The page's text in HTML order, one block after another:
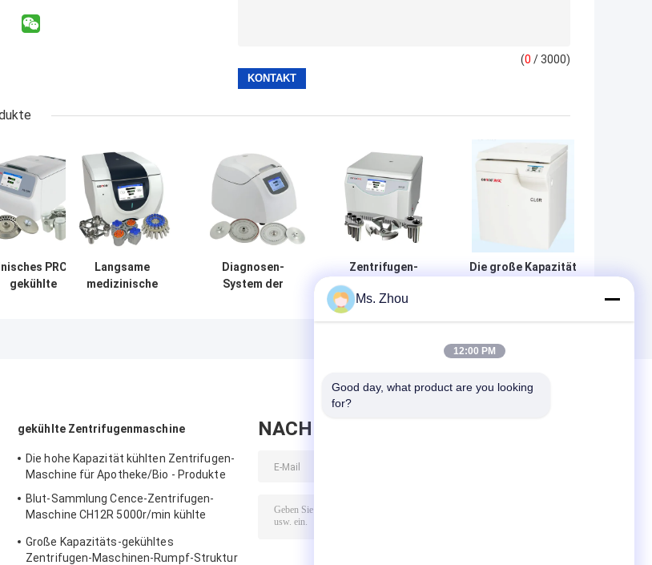
(0 / 3000)
PRC-Rohr-
gekühlte
Langsame
medizinische
Diagnosen-
System der
Zentrifugen-
Fahrzeug Cence
Die große Kapazität
gekühlte Zentrifugenmaschine
Die hohe Kapazität kühlten Zentrifugen-
Maschine für Apotheke/Bio - Produkte
Blut-Sammlung Cence-Zentrifugen-
Maschine CH12R 5000r/min kühlte
Große Kapazitäts-gekühltes
Zentrifugen-Maschinen-Rumpf-Struktur
NACHRICHT HINTERLASSEN
Ms. Zhou
12:00 PM
Good day, what product are you looking
for?